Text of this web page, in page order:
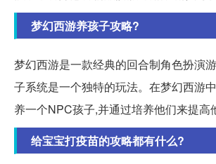
梦幻西游养孩子攻略?
梦幻西游是一款经典的回合制角色扮演
子系统是一个独特的玩法。在梦幻西游
养一个NPC孩子,并通过培养他们来提高
给宝宝打疫苗的攻略都有什么?